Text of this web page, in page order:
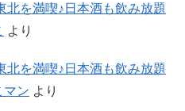
北を満喫♪日本酒も飲み放題
より
北を満喫♪日本酒も飲み放題
マン より